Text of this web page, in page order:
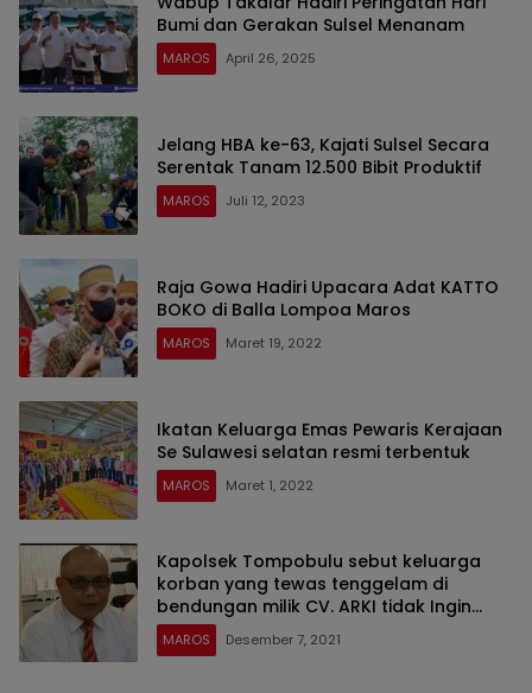
Bumi dan Gerakan Sulsel Menanam
MAROS April 26, 2025
Jelang HBA ke-63, Kajati Sulsel Secara
Serentak Tanam 12.500 Bibit Produktif
MAROS Juli 12, 2023
Raja Gowa Hadiri Upacara Adat KATTO
BOKO di Balla Lompoa Maros
MAROS Maret 19, 2022
Ikatan Keluarga Emas Pewaris Kerajaan
Se Sulawesi selatan resmi terbentuk
MAROS Maret 1, 2022
Kapolsek Tompobulu sebut keluarga
korban yang tewas tenggelam di
bendungan milik CV. ARKI tidak Ingin
Proses Hukum
MAROS Desember 7, 2021